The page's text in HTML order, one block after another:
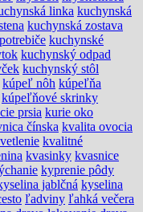
linka kuchynská
kuchynská zostava
kuchynské
kuchynský odpad
kuchynský stôl
kúpeľ nôh kúpeľňa
kúpeľňové skrinky
prsia kurie oko
čínska kvalita ovocia
kvalitné
kvasinky kvasnice
kyprenie pôdy
jablčná kyselina
ľadviny ľahká večera